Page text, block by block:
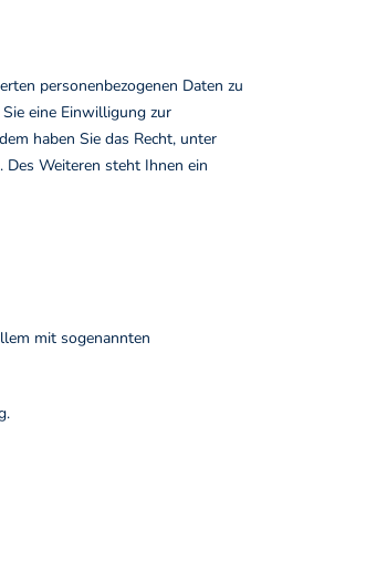
personenbezogenen Daten zu
eine Einwilligung zur
haben Sie das Recht, unter
Des Weiteren steht Ihnen ein
mit sogenannten